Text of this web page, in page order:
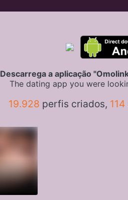
Descarrega a aplicação
The dating app you were
19.928 perfis criados, 114